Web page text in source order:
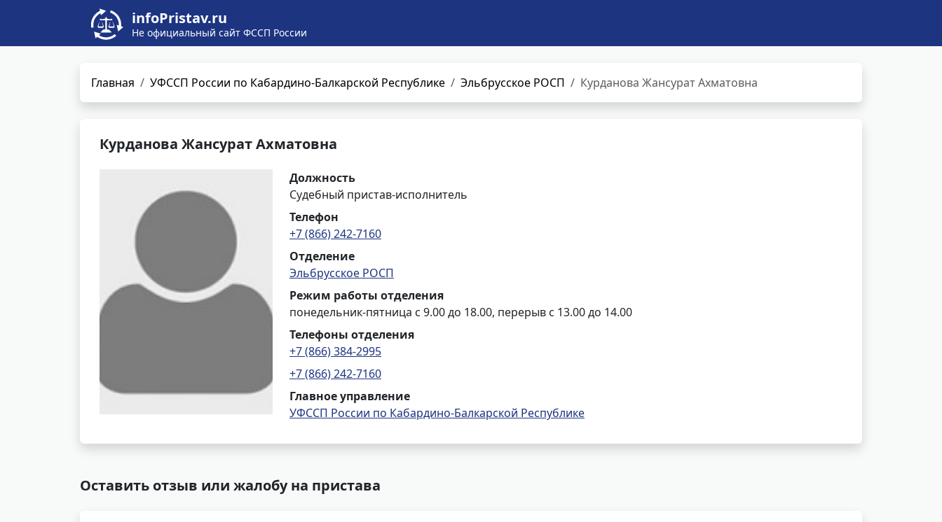
infoPristav.ru
Не официальный сайт ФССП России
Главная УФССП России по Кабардино-Балкарской Республике Эльбрусское РОСП Курданова Жансурат Ахматовна
Курданова Жансурат Ахматовна
Должность
Судебный пристав-исполнитель
Телефон
+7 (866) 242-7160
Отделение
Эльбрусское РОСП
Режим работы отделения
понедельник-пятница с 9.00 до 18.00, перерыв с 13.00 до 14.00
Телефоны отделения
+7 (866) 384-2995
+7 (866) 242-7160
Главное управление
УФССП России по Кабардино-Балкарской Республике
Оставить отзыв или жалобу на пристава